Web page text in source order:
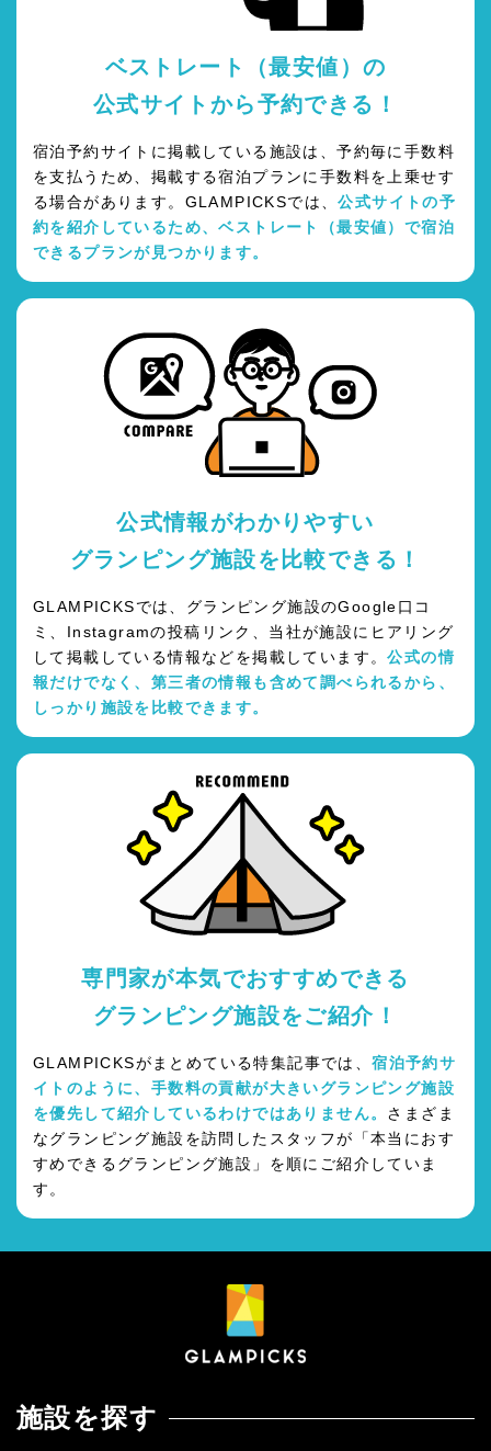
ベストレート（最安値）の
公式サイトから予約できる！
宿泊予約サイトに掲載している施設は、予約毎に手数料
を支払うため、掲載する宿泊プランに手数料を上乗せす
る場合があります。GLAMPICKSでは、公式サイトの予
約を紹介しているため、ベストレート（最安値）で宿泊
できるプランが見つかります。
公式情報がわかりやすい
グランピング施設を比較できる！
GLAMPICKSでは、グランピング施設のGoogle口コ
ミ、Instagramの投稿リンク、当社が施設にヒアリング
して掲載している情報などを掲載しています。公式の情
報だけでなく、第三者の情報も含めて調べられるから、
しっかり施設を比較できます。
専門家が本気でおすすめできる
グランピング施設をご紹介！
GLAMPICKSがまとめている特集記事では、宿泊予約サ
イトのように、手数料の貢献が大きいグランピング施設
を優先して紹介しているわけではありません。 さまざま
なグランピング施設を訪問したスタッフが「本当におす
すめできるグランピング施設」を順にご紹介していま
す。
施設を探す